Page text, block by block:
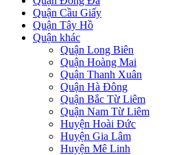
Quận Cầu Giấy
Quận Tây Hồ
Quận khác
Quận Long Biên
Quận Hoàng Mai
Quận Thanh Xuân
Quận Hà Đông
Quận Bắc Từ Liêm
Quận Nam Từ Liêm
Huyện Hoài Đức
Huyện Gia Lâm
Huyện Mê Linh